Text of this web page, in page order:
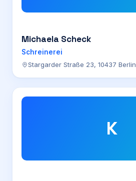
Michaela Scheck
Schreinerei
Stargarder Straße 23, 10437 Berlin
K